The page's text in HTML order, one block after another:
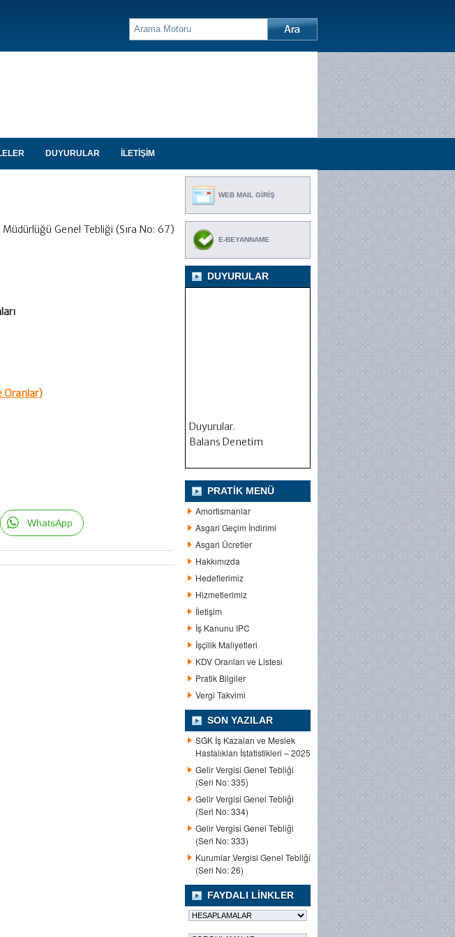
DUYURULAR İLETİŞİM
Genel Tebliği (Sıra No: 67)
Oranlar)
WhatsApp
WEB MAIL GİRİŞ
E-BEYANNAME
DUYURULAR
Duyurular.
Balans Denetim
PRATIK MENÜ
Amortismanlar
Asgari Geçim İndirimi
Asgari Ücretler
Hakkımızda
Hedeflerimiz
Hizmetlerimiz
İletişim
İş Kanunu IPC
İşçilik Maliyetleri
KDV Oranları ve Listesi
Pratik Bilgiler
Vergi Takvimi
SON YAZILAR
SGK İş Kazaları ve Meslek
Hastalıkları İstatistikleri – 2025
Gelir Vergisi Genel Tebliği
(Seri No: 335)
Gelir Vergisi Genel Tebliği
(Seri No: 334)
Gelir Vergisi Genel Tebliği
(Seri No: 333)
Kurumlar Vergisi Genel Tebliği
(Seri No: 26)
FAYDALI LINKLER